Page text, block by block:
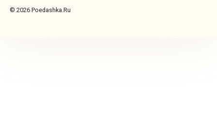
© 2026 Poedashka.Ru